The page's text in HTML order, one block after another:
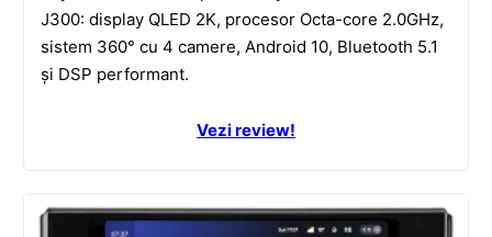
J300: display QLED 2K, procesor Octa-core 2.0GHz,
sistem 360° cu 4 camere, Android 10, Bluetooth 5.1
și DSP performant.
Vezi review!